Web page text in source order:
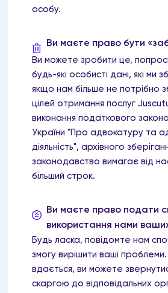
особу.
Ви можете зробити це,
будь-які особисті дані, які ми
якщо нам більше не потрібно
цілей отримання послуг
виконання податкового
України "Про адвокатуру та
діяльність", архівного
законодавство вимагає від
більший строк.
Ви маєте право бути
Будь ласка, повідомте нам
змогу вирішити ваші
вдається, ви можете
скаргою до відповідальних
Ви маєте право подати
використання нами